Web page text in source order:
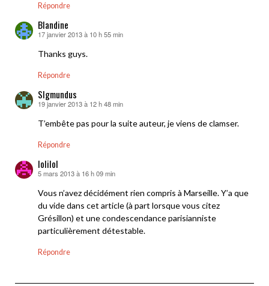
Répondre
Blandine
dit :
17 janvier 2013 à 10 h 55 min
Thanks guys.
Répondre
SIgmundus
dit :
19 janvier 2013 à 12 h 48 min
T’embête pas pour la suite auteur, je viens de clamser.
Répondre
lolilol
dit :
5 mars 2013 à 16 h 09 min
Vous n’avez décidément rien compris à Marseille. Y’a que
du vide dans cet article (à part lorsque vous citez
Grésillon) et une condescendance parisianniste
particulièrement détestable.
Répondre